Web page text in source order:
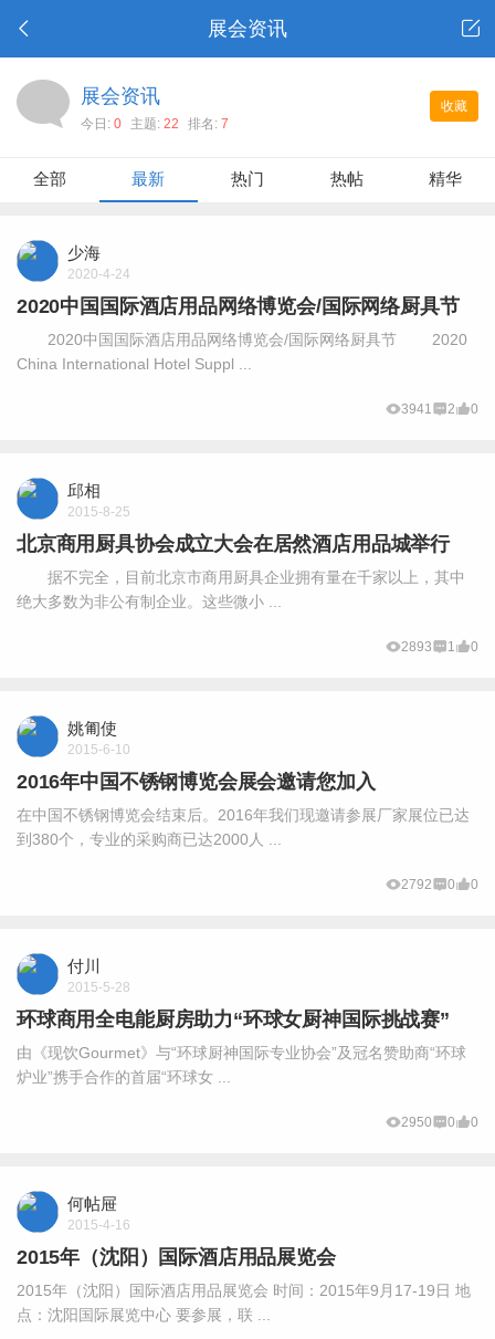
展会资讯
收藏
展会资讯
今日: 0 主题: 22 排名: 7
全部 最新 热门 热帖 精华
少海
2020-4-24
2020中国国际酒店用品网络博览会/国际网络厨具节
2020中国国际酒店用品网络博览会/国际网络厨具节 2020
China International Hotel Suppl ...
3941 2 0
邱相
2015-8-25
北京商用厨具协会成立大会在居然酒店用品城举行
据不完全，目前北京市商用厨具企业拥有量在千家以上，其中
绝大多数为非公有制企业。这些微小 ...
2893 1 0
姚匍使
2015-6-10
2016年中国不锈钢博览会展会邀请您加入
在中国不锈钢博览会结束后。2016年我们现邀请参展厂家展位已达
到380个，专业的采购商已达2000人 ...
2792 0 0
付川
2015-5-28
环球商用全电能厨房助力“环球女厨神国际挑战赛”
由《现饮Gourmet》与“环球厨神国际专业协会”及冠名赞助商“环球
炉业”携手合作的首届“环球女 ...
2950 0 0
何帖屉
2015-4-16
2015年（沈阳）国际酒店用品展览会
2015年（沈阳）国际酒店用品展览会 时间：2015年9月17-19日 地
点：沈阳国际展览中心 要参展，联 ...